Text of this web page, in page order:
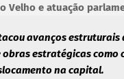
Velho e atuação
avanços
obras estratégicas como
na capital.